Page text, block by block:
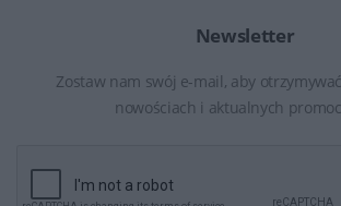
Newsletter
Zostaw nam swój e-mail, aby
nowościach i aktualnych